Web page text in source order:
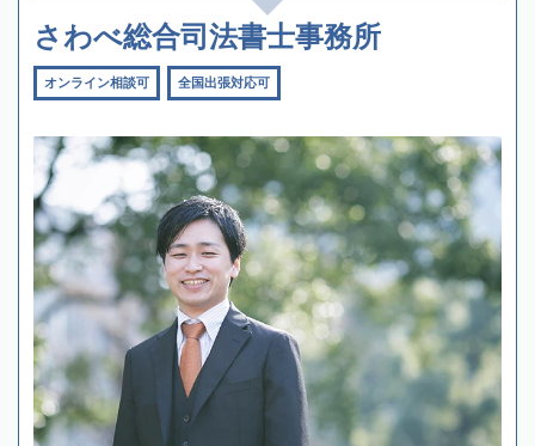
さわべ総合司法書士事務所
オンライン相談可 全国出張対応可